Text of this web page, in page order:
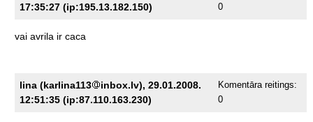
17:35:27 (ip:195.13.182.150)
0
vai avrila ir caca
lina (karlina113
inbox.lv), 29.01.2008.
12:51:35 (ip:87.110.163.230)
Komentāra reitings:
0